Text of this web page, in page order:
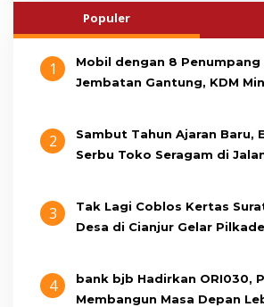
Populer
1
Mobil dengan 8
Jembatan Gantung, KDM
2
Sambut Tahun Ajaran Baru,
Serbu Toko Seragam di
3
Tak Lagi Coblos Kertas
Desa di Cianjur Gelar
4
bank bjb Hadirkan ORI030,
Membangun Masa Depan